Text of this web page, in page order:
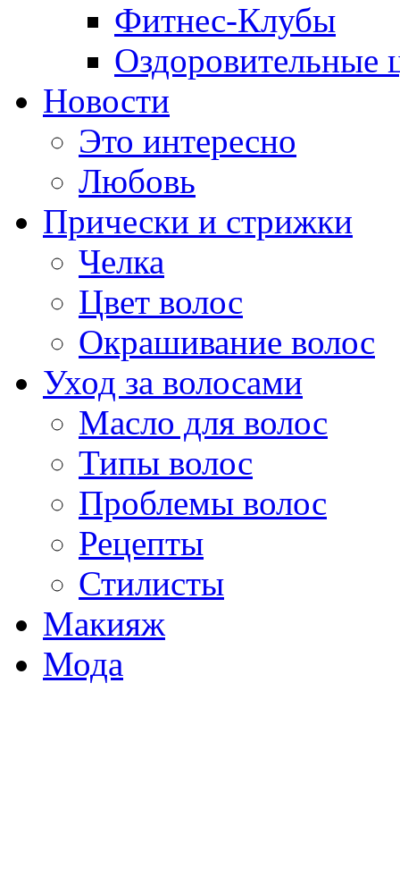
Фитнес-Клубы
Оздоровительные
Новости
Это интересно
Любовь
Прически и стрижки
Челка
Цвет волос
Окрашивание волос
Уход за волосами
Масло для волос
Типы волос
Проблемы волос
Рецепты
Стилисты
Макияж
Мода